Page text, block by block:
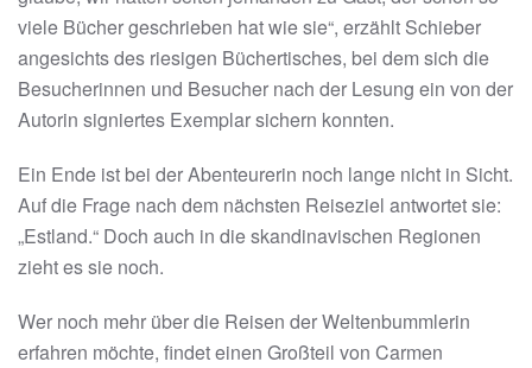
viele Bücher geschrieben hat wie sie“, erzählt Schieber
angesichts des riesigen Büchertisches, bei dem sich die
Besucherinnen und Besucher nach der Lesung ein von der
Autorin signiertes Exemplar sichern konnten.
Ein Ende ist bei der Abenteurerin noch lange nicht in Sicht.
Auf die Frage nach dem nächsten Reiseziel antwortet sie:
„Estland.“ Doch auch in die skandinavischen Regionen
zieht es sie noch.
Wer noch mehr über die Reisen der Weltenbummlerin
erfahren möchte, findet einen Großteil von Carmen